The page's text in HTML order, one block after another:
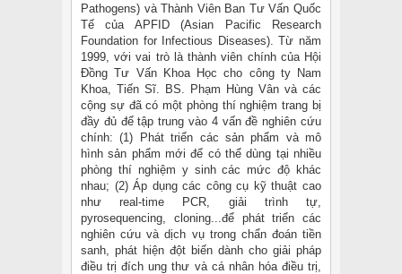
Pathogens) và Thành Viên Ban Tư Vấn Quốc
Tế của APFID (Asian Pacific Research
Foundation for Infectious Diseases). Từ năm
1999, với vai trò là thành viên chính của Hội
Đồng Tư Vấn Khoa Học cho công ty Nam
Khoa, Tiến Sĩ. BS. Phạm Hùng Vân và các
cộng sự đã có một phòng thí nghiệm trang bị
đầy đủ để tập trung vào 4 vấn đề nghiên cứu
chính: (1) Phát triển các sản phẩm và mô
hình sản phẩm mới để có thể dùng tại nhiều
phòng thí nghiệm y sinh các mức độ khác
nhau; (2) Áp dụng các công cụ kỹ thuật cao
như real-time PCR, giải trình tự,
pyrosequencing, cloning...để phát triển các
nghiên cứu và dịch vụ trong chẩn đoán tiền
sanh, phát hiện đột biến dành cho giải pháp
điều trị đích ung thư và cá nhân hóa điều trị,